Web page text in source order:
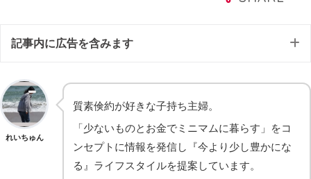
記事内に広告を含みます
れいちゅん
質素倹約が好きな子持ち主婦。
「少ないものとお金でミニマムに暮らす」をコ
ンセプトに情報を発信し『今より少し豊かにな
る』ライフスタイルを提案しています。